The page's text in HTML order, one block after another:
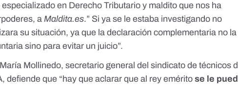
en Derecho Tributario y maldito que nos ha
aMaldita.es.” Si ya se le estaba investigando no
su situación, ya que la declaración complementaria no la
sino para evitar un juicio”.
Mollinedo, secretario general del sindicato de técnicos
defiende que “hay que aclarar que al rey eméritose le